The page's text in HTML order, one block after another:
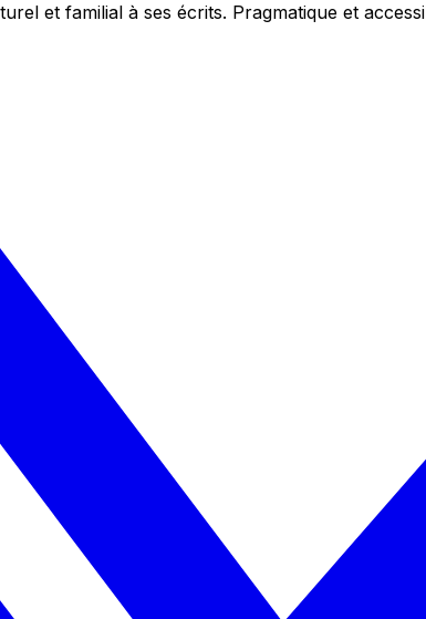
et familial à ses écrits. Pragmatique et